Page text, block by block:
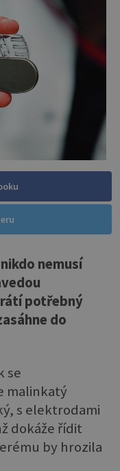
nemusí
potřebný
do
se
malinkatý
s elektrodami
dokáže řídit
by hrozila